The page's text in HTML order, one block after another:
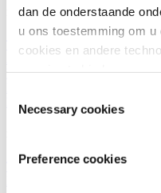
dan de onderstaande
u ons toestemming om
cookies en andere
Necessary cookies
Preference cookies
Programma
Terugblik
Activiteiten
Exposantenlijst
Programma
Tickets